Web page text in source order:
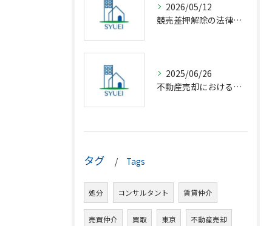
2026/05/12
競売差押解除の法律相談完全解説
2025/06/26
不動産売却における仲介の基礎知識
タグ Tags
処分 コンサルタント 賃貸仲介
売買仲介 買取 東京 不動産売却